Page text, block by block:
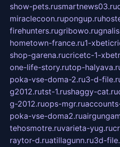
show-pets.rusmartnews03.ru
miraclecoon.rupongup.ru
firehunters.rugribowo.ru
hometown-france.ru1-
shop-garena.rucricetc-1-
one-life-story.rutop-
poka-vse-doma-2.ru3-d-
g2012.rutst-1.rushaggy-cat.ru
g-2012.ruops-mgr.ru
poka-vse-doma2.ru
tehosmotre.ruvarieta-yug.ru
raytor-d.ruatillagunn.ru3d-